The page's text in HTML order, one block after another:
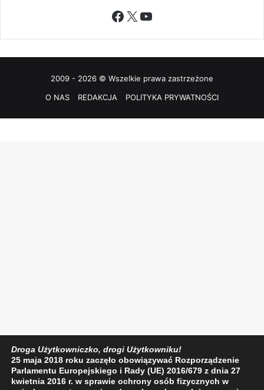
Facebook
X YouTube
2009 - 2026 © Wszelkie prawa zastrzeżone
O NAS
REDAKCJA POLITYKA PRYWATNOŚCI
Droga Użytkowniczko, drogi Użytkowniku!
25 maja 2018 roku zaczęło obowiązywać Rozporządzenie
Parlamentu Europejskiego i Rady (UE) 2016/679 z dnia 27
kwietnia 2016 r. w sprawie ochrony osób fizycznych w